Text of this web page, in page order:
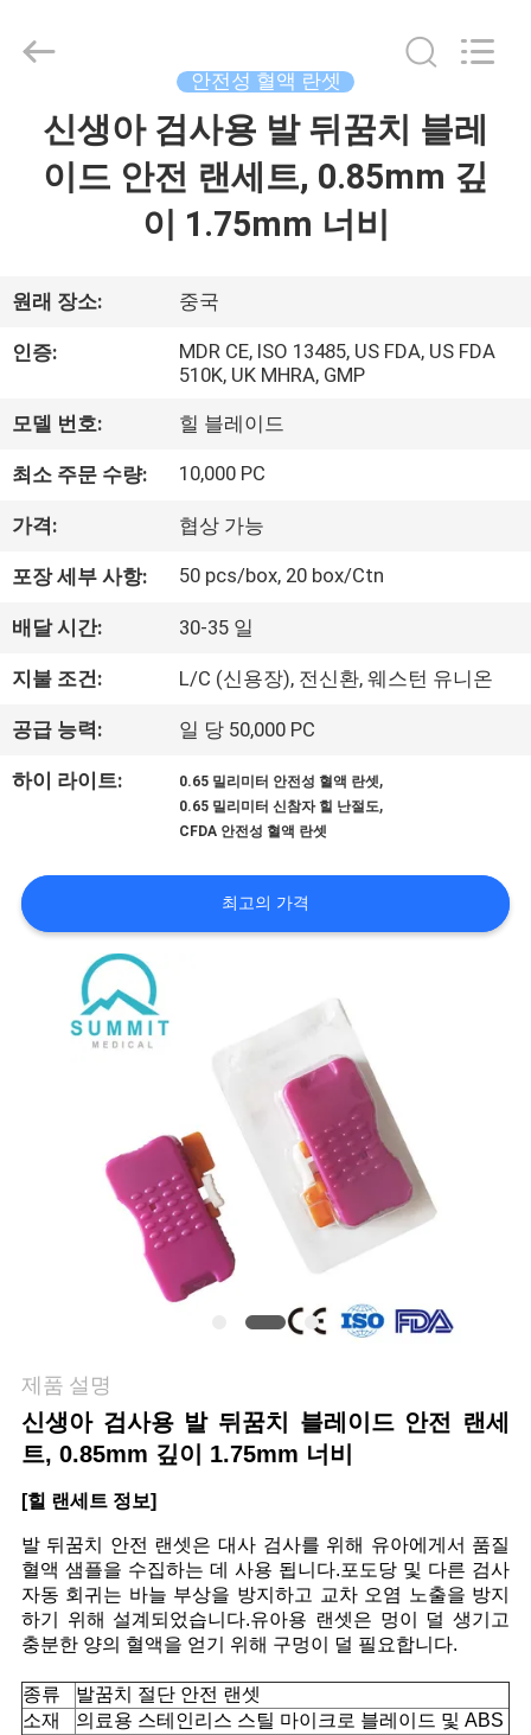
VR
우
리
에
대
여
공
여
행
세
요
뉴
스
경
우
2025
Suzhou
Reserved.
안전성 혈액 란셋
신생아 검사용 발 뒤꿈치 블레
이드 안전 랜세트, 0.85mm 깊
이 1.75mm 너비
원래 장소: 중국
인증:
MDR CE, ISO 13485, US FDA, US FDA
510K, UK MHRA, GMP
모델 번호: 힐 블레이드
최소 주문 수량: 10,000 PC
가격: 협상 가능
포장 세부 사항: 50 pcs/box, 20 box/Ctn
배달 시간: 30-35 일
지불 조건: L/C (신용장), 전신환, 웨스턴 유니온
공급 능력: 일 당 50,000 PC
하이 라이트: 0.65 밀리미터 안전성 혈액 란셋,
0.65 밀리미터 신참자 힐 난절도,
CFDA 안전성 혈액 란셋
최고의 가격
제품 설명
신생아 검사용 발 뒤꿈치 블레이드 안전 랜세
트, 0.85mm 깊이 1.75mm 너비
[힐 랜세트 정보]
발 뒤꿈치 안전 랜셋은 대사 검사를 위해 유아에게서 품질
혈액 샘플을 수집하는 데 사용 됩니다.포도당 및 다른 검사
자동 회귀는 바늘 부상을 방지하고 교차 오염 노출을 방지
하기 위해 설계되었습니다.유아용 랜셋은 멍이 덜 생기고
충분한 양의 혈액을 얻기 위해 구멍이 덜 필요합니다.
종류
발꿈치 절단 안전 랜셋
소재
의료용 스테인리스 스틸 마이크로 블레이드 및 ABS